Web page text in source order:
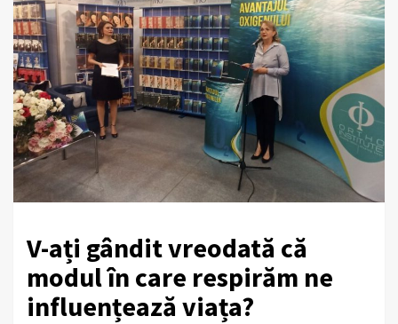
V-ați gândit vreodată că
modul în care respirăm ne
influențează viața?